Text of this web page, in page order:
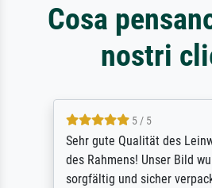
Cosa
nostri
5 / 5
Sehr gute Qualität des
des Rahmens! Unser Bild
sorgfältig und sicher